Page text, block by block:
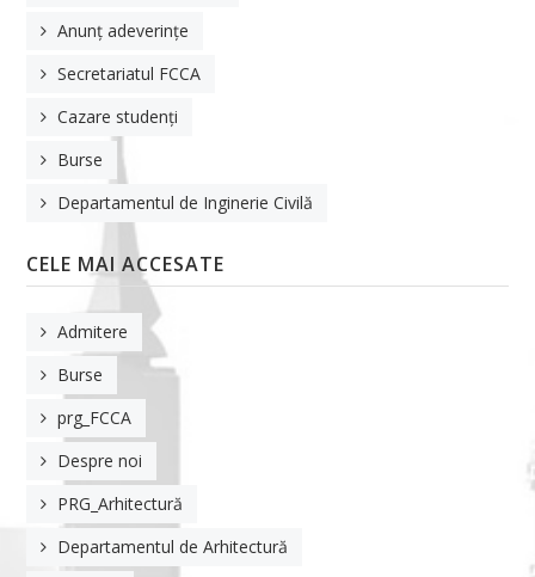
Posturi scoase la concurs
Alegeri academice
Documente operaționale
CERCETARE
Conferința TMPM III ISI Proceedings
Journal of Applied Engineering Sciences (JAES)
Centrul de cercetare
Direcții cercetare FCCA
Plan de Cercetare
Lista cu încercări autorizate - Laboratorul de analize și
Anunț adeverințe
Secretariatul FCCA
Cazare studenți
Burse
Departamentul de Inginerie Civilă
CELE MAI ACCESATE
Admitere
Burse
prg_FCCA
Despre noi
PRG_Arhitectură
Departamentul de Arhitectură